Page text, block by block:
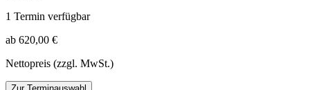
1 Termin verfügbar
ab 620,00 €
Nettopreis (zzgl. MwSt.)